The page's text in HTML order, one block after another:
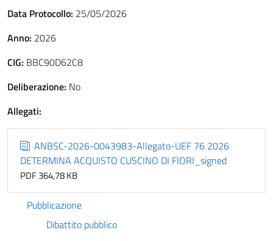
Data Protocollo: 25/05/2026
Anno: 2026
CIG: BBC90D62C8
Deliberazione: No
Allegati:
ANBSC-2026-0043983-Allegato-UEF 76 2026
DETERMINA ACQUISTO CUSCINO DI FIORI_signed
PDF 364,78 KB
Pubblicazione
Dibattito pubblico